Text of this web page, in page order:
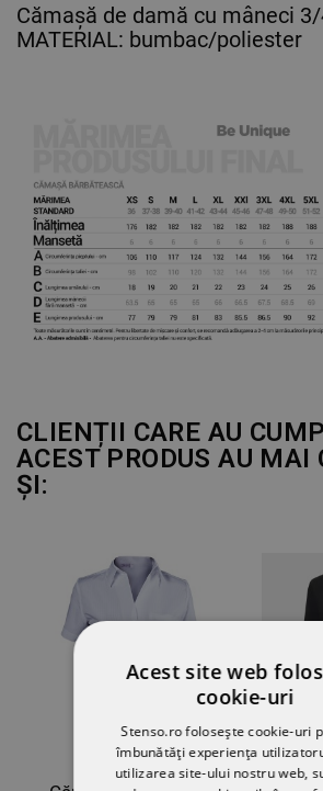
Cămașă de damă cu mâneci
MATERIAL: bumbac/poliester
CLIENȚII CARE AU
ACEST PRODUS AU MAI
ȘI:
Acest site web
cookie-uri
Stenso.ro folosește cookie-uri
îmbunătăți experiența
utilizarea site-ului nostru web,